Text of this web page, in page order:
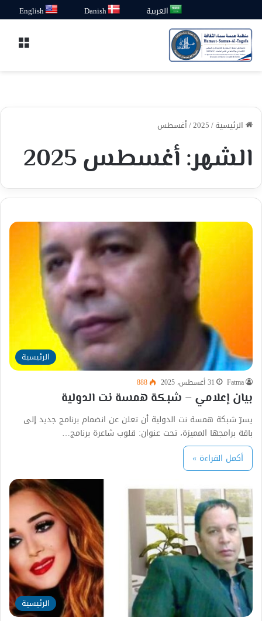
العربية Danish
English
الرئيسية/
2025
/أغسطس
الشهر: أغسطس 2025
الرئيسية
Fatma 31 أغسطس، 2025 888
بيان إعلامي – شبكة همسة نت الدولية
يسرّ شبكة همسة نت الدولية أن تعلن عن انضمام برنامج جديد إلى
باقة برامجها المميزة، تحت عنوان: قلوب شاعرة برنامج…
أكمل القراءة »
الرئيسية